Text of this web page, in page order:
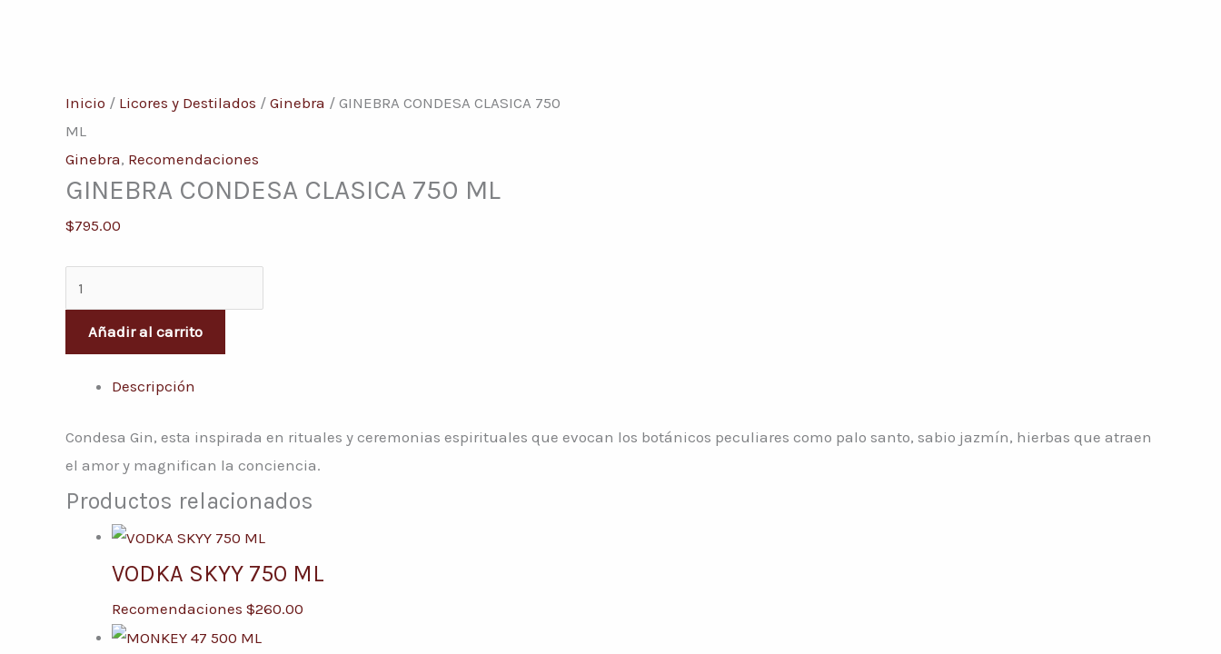
Inicio / Licores y Destilados / Ginebra / GINEBRA CONDESA CLASICA 750
ML
Ginebra, Recomendaciones
GINEBRA CONDESA CLASICA 750 ML
$795.00
CONDESA
CLASICA
750
ML
Añadir al carrito
Descripción
Condesa Gin, esta inspirada en rituales y ceremonias espirituales que evocan los botánicos peculiares como palo santo, sabio jazmín, hierbas que atraen
el amor y magnifican la conciencia.
Productos relacionados
VODKA SKYY 750 ML
Recomendaciones $260.00